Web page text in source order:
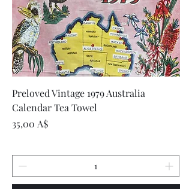
Preloved Vintage 1979 Australia
Calendar Tea Towel
Цена
35,00 A$